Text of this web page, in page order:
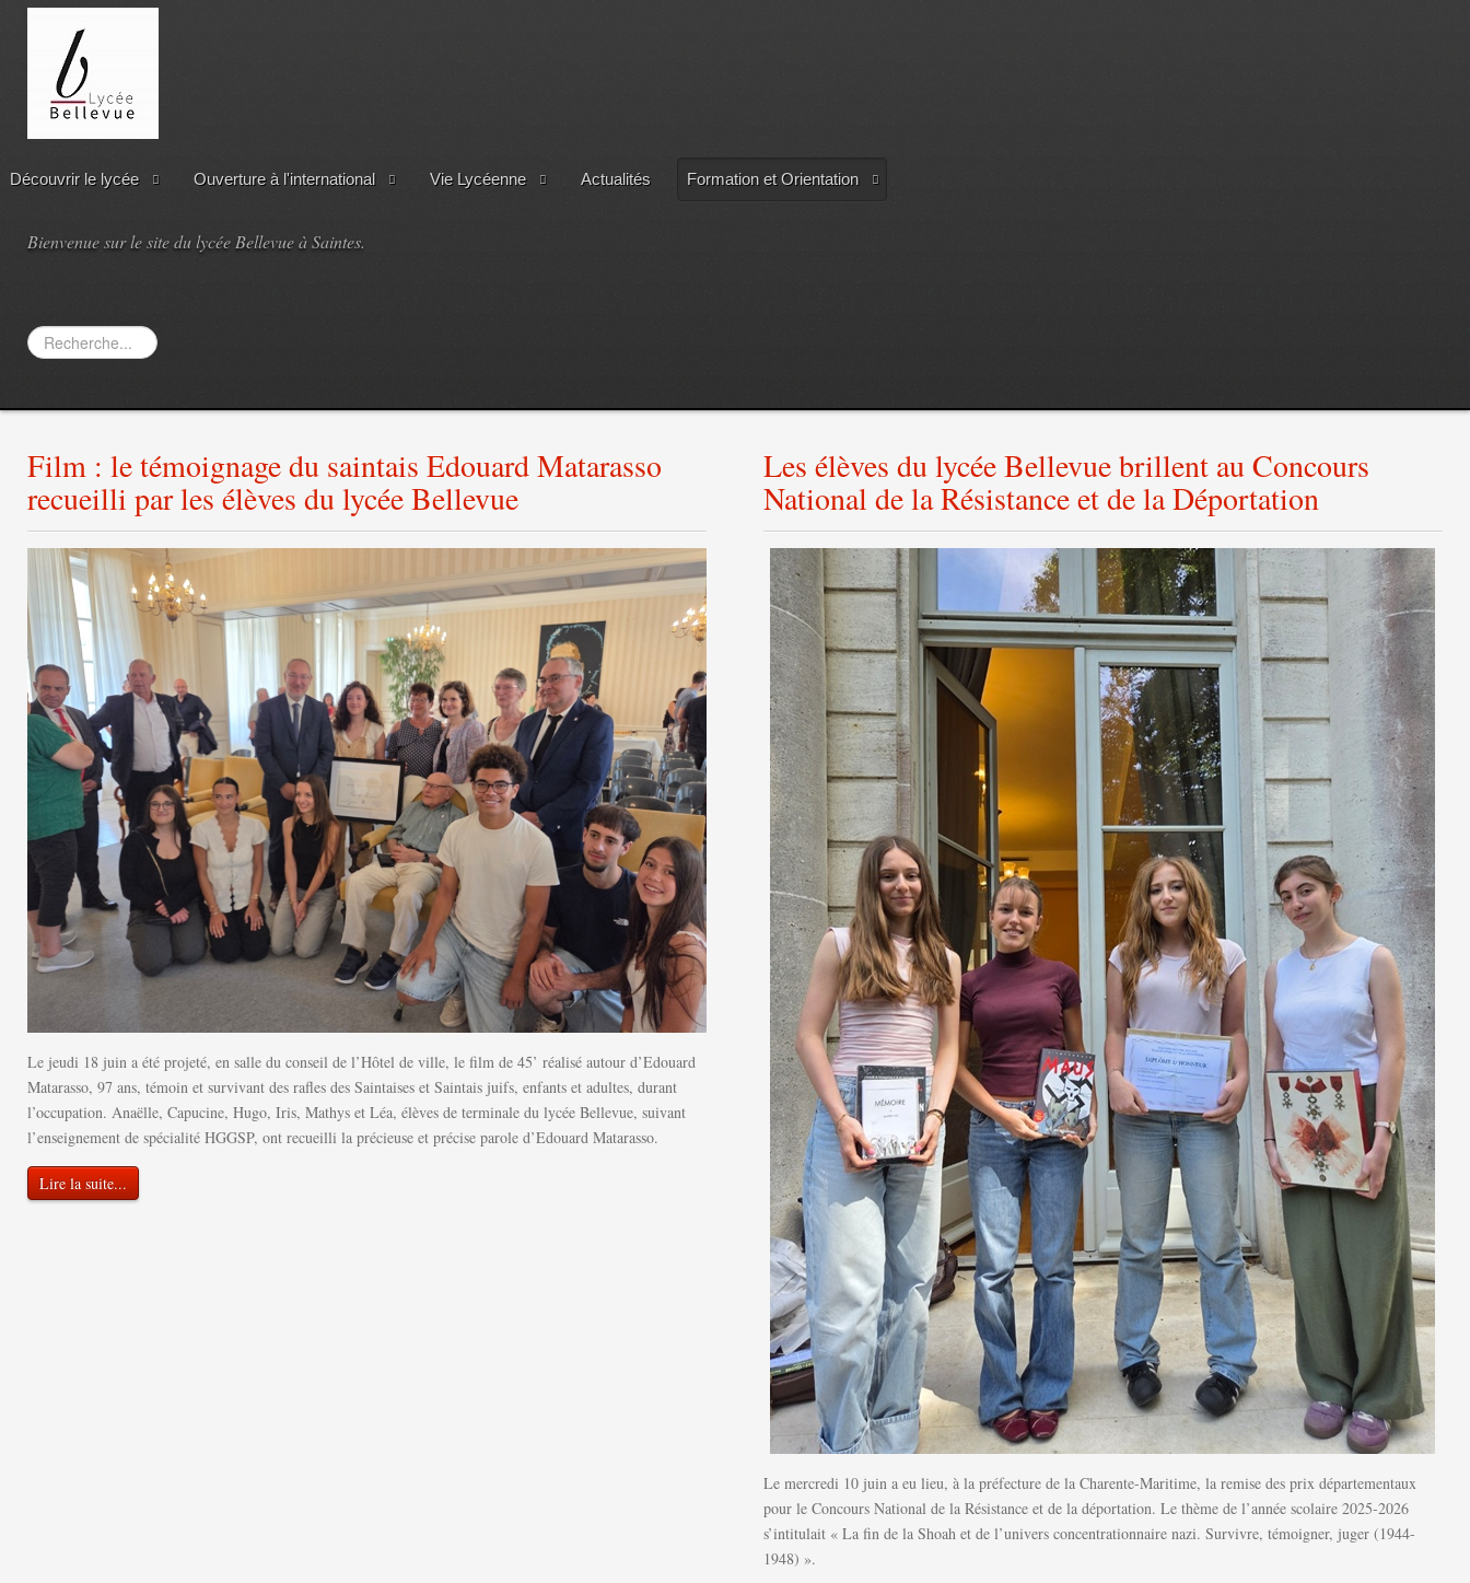
Découvrir le lycée Ouverture à l'international Vie Lycéenne Actualités Formation et Orientation
Bienvenue sur le site du lycée Bellevue à Saintes.
Rechercher
Film : le témoignage du saintais Edouard Matarasso
recueilli par les élèves du lycée Bellevue
Le jeudi 18 juin a été projeté, en salle du conseil de l’Hôtel de ville, le film de 45’ réalisé autour d’Edouard
Matarasso, 97 ans, témoin et survivant des rafles des Saintaises et Saintais juifs, enfants et adultes, durant
l’occupation. Anaëlle, Capucine, Hugo, Iris, Mathys et Léa, élèves de terminale du lycée Bellevue, suivant
l’enseignement de spécialité HGGSP, ont recueilli la précieuse et précise parole d’Edouard Matarasso.
Lire la suite...
Les élèves du lycée Bellevue brillent au Concours
National de la Résistance et de la Déportation
Le mercredi 10 juin a eu lieu, à la préfecture de la Charente-Maritime, la remise des prix départementaux
pour le Concours National de la Résistance et de la déportation. Le thème de l’année scolaire 2025-2026
s’intitulait « La fin de la Shoah et de l’univers concentrationnaire nazi. Survivre, témoigner, juger (1944-
1948) ».